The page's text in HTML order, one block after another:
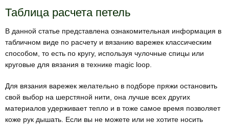
Таблица расчета петель
В данной статье представлена ознакомительная информация в
табличном виде по расчету и вязанию варежек классическим
способом, то есть по кругу, используя чулочные спицы или
круговые для вязания в технике magic loop.
Для вязания варежек желательно в подборе пряжи остановить
свой выбор на шерстяной нити, она лучше всех других
материалов удерживает тепло и в тоже самое время позволяет
коже рук дышать. Если вы не можете или не хотите носить